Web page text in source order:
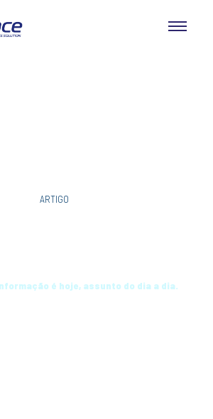
ARTIGO
é hoje, assunto do dia a dia.